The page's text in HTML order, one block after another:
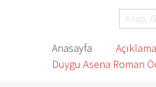
Anasayfa Açıklama
Duygu Asena Roman